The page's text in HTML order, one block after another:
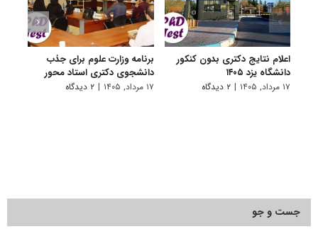
اعلام نتایج دکتری بدون کنکور
دانشگاه یزد ۱۴۰۵
۱۷ مرداد, ۱۴۰۵ | ۲ دیدگاه
برنامه وزارت علوم برای جذب
دانشجوی دکتری استاد محور
۱۷ مرداد, ۱۴۰۵ | ۲ دیدگاه
جست و جو